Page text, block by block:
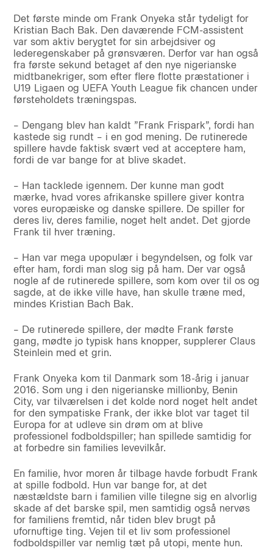
Det første minde om Frank Onyeka står tydeligt for
Kristian Bach Bak. Den daværende FCM-assistent
var som aktiv berygtet for sin arbejdsiver og
lederegenskaber på grønsværen. Derfor var han også
fra første sekund betaget af den nye nigerianske
midtbanekriger, som efter flere flotte præstationer i
U19 Ligaen og UEFA Youth League fik chancen under
førsteholdets træningspas.
– Dengang blev han kaldt ”Frank Frispark”, fordi han
kastede sig rundt – i en god mening. De rutinerede
spillere havde faktisk svært ved at acceptere ham,
fordi de var bange for at blive skadet.
– Han tacklede igennem. Der kunne man godt
mærke, hvad vores afrikanske spillere giver kontra
vores europæiske og danske spillere. De spiller for
deres liv, deres familie, noget helt andet. Det gjorde
Frank til hver træning.
– Han var mega upopulær i begyndelsen, og folk var
efter ham, fordi man slog sig på ham. Der var også
nogle af de rutinerede spillere, som kom over til os og
sagde, at de ikke ville have, han skulle træne med,
mindes Kristian Bach Bak.
– De rutinerede spillere, der mødte Frank første
gang, mødte jo typisk hans knopper, supplerer Claus
Steinlein med et grin.
Frank Onyeka kom til Danmark som 18-årig i januar
2016. Som ung i den nigerianske millionby, Benin
City, var tilværelsen i det kolde nord noget helt andet
for den sympatiske Frank, der ikke blot var taget til
Europa for at udleve sin drøm om at blive
professionel fodboldspiller; han spillede samtidig for
at forbedre sin families levevilkår.
En familie, hvor moren år tilbage havde forbudt Frank
at spille fodbold. Hun var bange for, at det
næstældste barn i familien ville tilegne sig en alvorlig
skade af det barske spil, men samtidig også nervøs
for familiens fremtid, når tiden blev brugt på
ufornuftige ting. Vejen til et liv som professionel
fodboldspiller var nemlig tæt på utopi, mente hun.